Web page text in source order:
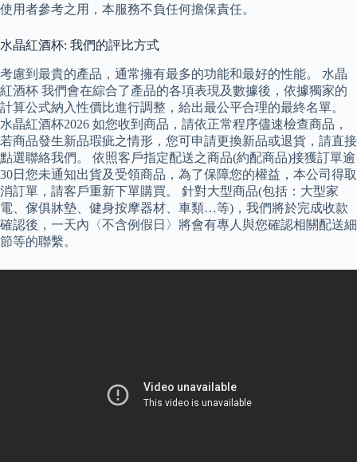
使用者參考之用，本服務不負任何擔保責任。
水晶紅酒杯: 我們的評比方式
考慮到最貴的產品，通常擁有最多的功能和最好的性能。 水晶
紅酒杯 我們會在綜合了產品的各項表現及數據後，依據獨家的
計算公式納入性價比進行調整，給出最公平合理的最終名單。
水晶紅酒杯2026 如您收到商品，請依正常程序儘速檢查商品，
若商品發生新品瑕疵之情形，您可申請更換新品或退貨，請直接
點選聯絡我們。 依照客戶指定配送之商品(約配商品)接獲訂單逾
30日您未通知出貨及受領商品，為了保障您的權益，本公司得取
消訂單，請客戶重新下單購買。 針對大型商品(包括：大型家
電、傢俱牀墊、健身按摩器材、車類…等)，我們將於完成收款
確認後，一天內〈不含例假日〉將會有專人與您確認相關配送細
節等的聯繫。